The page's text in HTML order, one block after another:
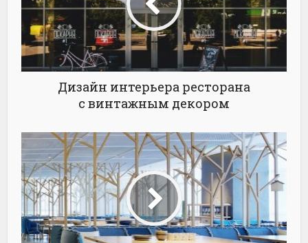
Дизайн интерьера ресторана
с винтажным декором